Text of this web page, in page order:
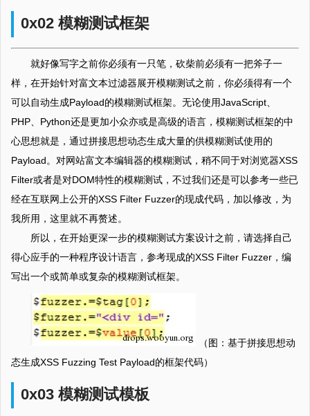
0x02 模糊测试框架
就好像写字之前你必须有一只笔，砍柴前必须有一把斧子一
样，在开始针对富文本过滤器展开模糊测试之前，你必须得有一个
可以自动生成Payload的模糊测试框架。无论使用JavaScript、
PHP、Python还是更加小众亦或是高级的语言，模糊测试框架的中
心思想就是，通过拼接思想动态生成大量的供模糊测试使用的
Payload。对网站富文本编辑器的模糊测试，稍不同于对浏览器XSS
Filter或者是对DOM特性的模糊测试，不过我们还是可以参考一些已
经在互联网上公开的XSS Filter Fuzzer的现成代码，加以修改，为
我所用，这里就不再赘述。
所以，在开始更深一步的模糊测试方案设计之前，请选择自己
得心应手的一种程序设计语言，参考现成的XSS Filter Fuzzer，编
写出一个或简单或复杂的模糊测试框架。
（图：基于拼接思想动
态生成XSS Fuzzing Test Payload的框架代码）
0x03 模糊测试模板